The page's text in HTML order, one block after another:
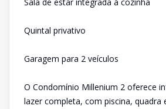
Quintal privativo
Garagem para 2 veículos
O Condomínio Millenium 2 oferece
lazer completa, com piscina, quadra